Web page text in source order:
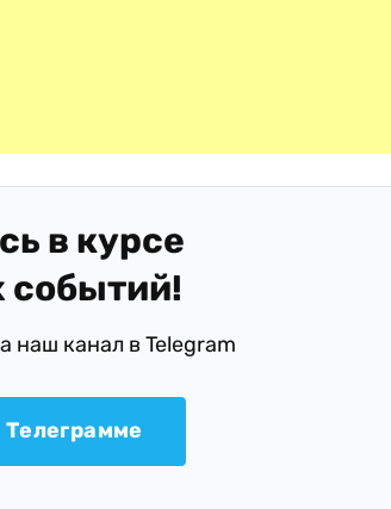
в курсе
событий!
наш канал в Telegram